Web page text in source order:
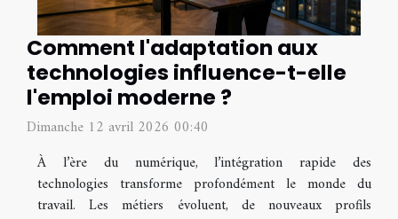
Comment l'adaptation aux
technologies influence-t-elle
l'emploi moderne ?
Dimanche 12 avril 2026 00:40
À l’ère du numérique, l’intégration rapide des
technologies transforme profondément le monde du
travail. Les métiers évoluent, de nouveaux profils